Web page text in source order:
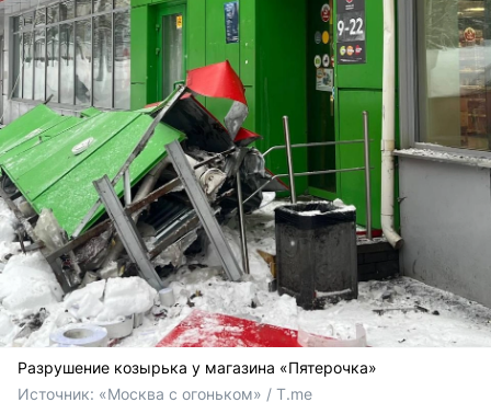
Разрушение козырька у магазина «Пятерочка»
Источник: «Москва c огоньком» / T.me